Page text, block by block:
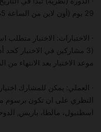
29 يوم (أون لاين من الساعة 5م بتوقيت مكة المكرمة)
· الاختبارات: الاختبار
(3 مشاركين في الاختبار كحد
موعد الاختبار بعد الانتهاء من
· العملي: يمكن للمشارك اختيار
النظري على ان تكون برسوم
اسطنبول، مالطا، باريس,